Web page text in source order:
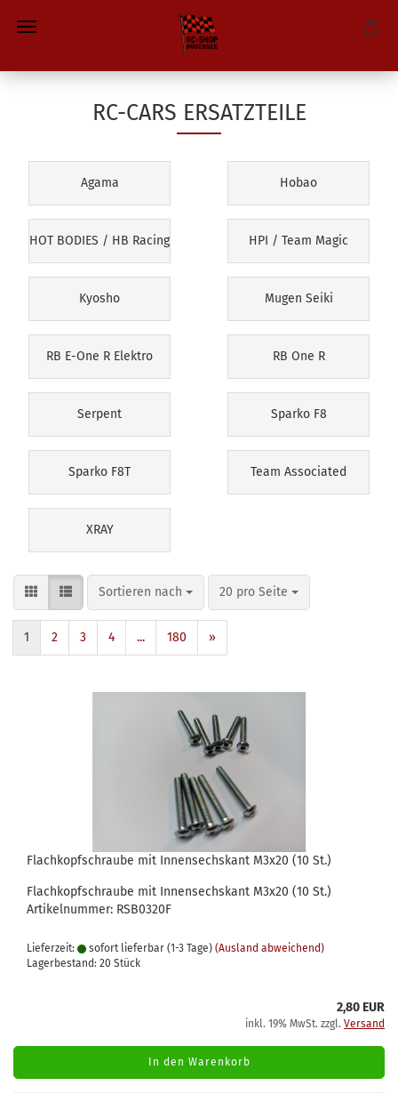
RC-CARS ERSATZTEILE
Agama Hobao
HOT BODIES / HB Racing HPI / Team Magic
Kyosho Mugen Seiki
RB E-One R Elektro RB One R
Serpent Sparko F8
Sparko F8T Team Associated
XRAY
Sortieren nach
Sortieren nach 20 pro Seite
pro Seite
1 2 3 4 ... 180 »
Flachkopfschraube mit Innensechskant M3x20 (10 St.)
Flachkopfschraube mit Innensechskant M3x20 (10 St.)
Artikelnummer: RSB0320F
Lieferzeit: sofort lieferbar (1-3 Tage) (Ausland abweichend)
Lagerbestand: 20 Stück
2,80 EUR
inkl. 19% MwSt. zzgl. Versand
In den Warenkorb